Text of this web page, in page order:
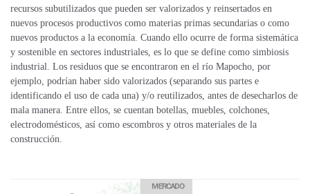
recursos subutilizados que pueden ser valorizados y reinsertados en
nuevos procesos productivos como materias primas secundarias o como
nuevos productos a la economía. Cuando ello ocurre de forma sistemática
y sostenible en sectores industriales, es lo que se define como simbiosis
industrial. Los residuos que se encontraron en el río Mapocho, por
ejemplo, podrían haber sido valorizados (separando sus partes e
identificando el uso de cada una) y/o reutilizados, antes de desecharlos de
mala manera. Entre ellos, se cuentan botellas, muebles, colchones,
electrodomésticos, así como escombros y otros materiales de la
construcción.